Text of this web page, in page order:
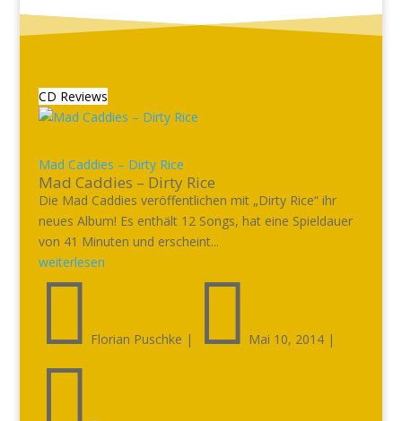
CD Reviews
Mad Caddies – Dirty Rice
Mad Caddies – Dirty Rice
Die Mad Caddies veröffentlichen mit „Dirty Rice“ ihr
neues Album! Es enthält 12 Songs, hat eine Spieldauer
von 41 Minuten und erscheint...
weiterlesen
 Florian Puschke |  Mai 10, 2014|
